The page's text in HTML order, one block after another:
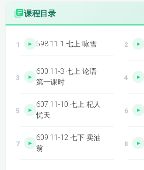
课程目录
598.11-1 七上 咏雪
600.11-3 七上 论语
第一课时
607.11-10 七上 杞人
忧天
609.11-12 七下 卖油
翁